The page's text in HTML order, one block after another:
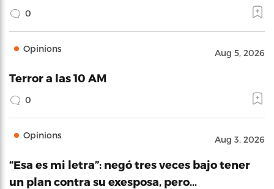
0
Opinions Aug 5, 2026
Terror a las 10 AM
0
Opinions Aug 3, 2026
“Esa es mi letra”: negó tres veces bajo tener
un plan contra su exesposa, pero…